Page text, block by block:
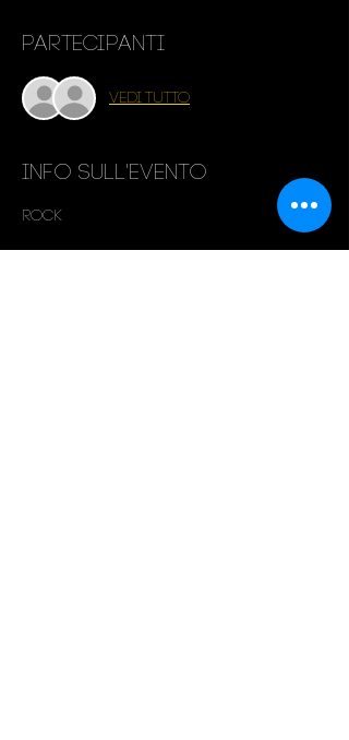
Partecipanti
Vedi tutto
Info sull'evento
Rock